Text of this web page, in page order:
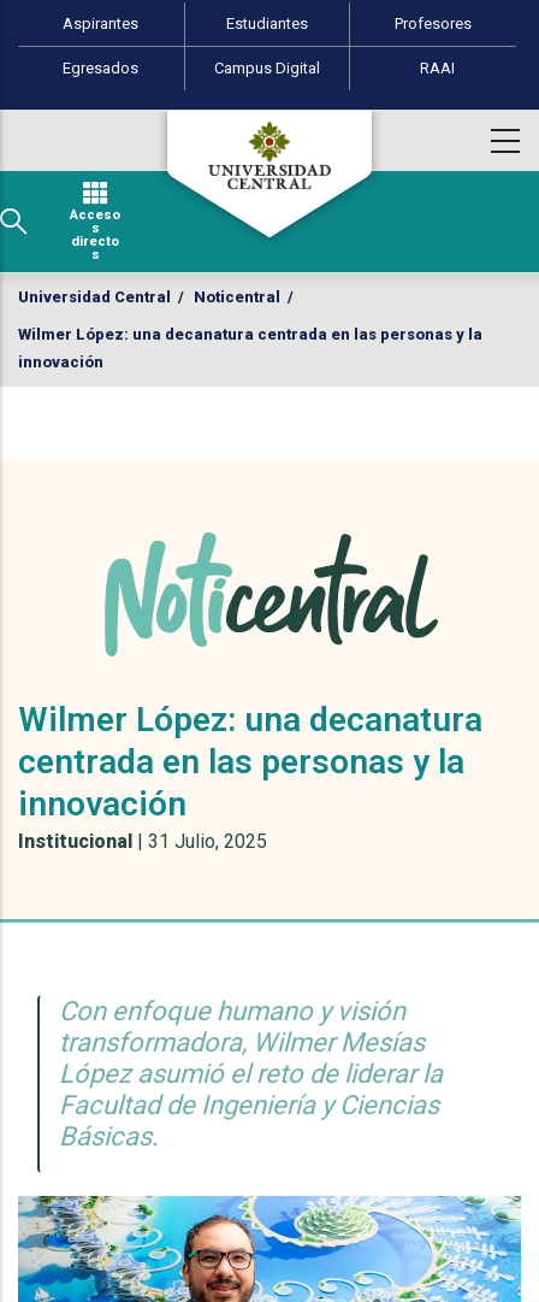
Pasar al contenido principal
Perfiles de usuario
Aspirantes Estudiantes Profesores
Egresados Campus Digital RAAI
Acceso
s
directo
s
Universidad Central / Noticentral /
Wilmer López: una decanatura centrada en las personas y la
innovación
Wilmer López: una decanatura
centrada en las personas y la
innovación
Institucional | 31 Julio, 2025
Con enfoque humano y visión
transformadora, Wilmer Mesías
López asumió el reto de liderar la
Facultad de Ingeniería y Ciencias
Básicas.